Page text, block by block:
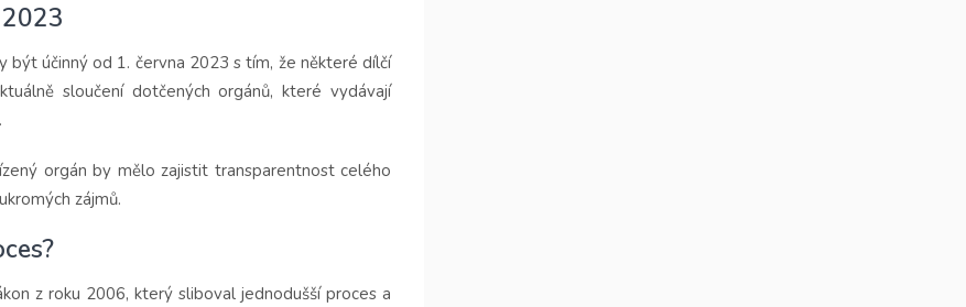
být účinný od 1. června 2023 s tím, že některé dílčí
sloučení dotčených orgánů, které vydávají
orgán by mělo zajistit transparentnost celého
zájmů.
z roku 2006, který sliboval jednodušší proces a